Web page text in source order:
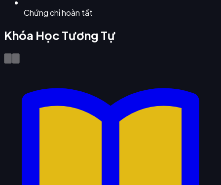
Chứng chỉ hoàn tất
Khóa Học Tương Tự